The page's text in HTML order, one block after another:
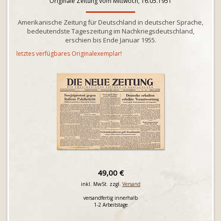
Amerikanische Zeitung für Deutschland in deutscher Sprache,
bedeutendste Tageszeitung im Nachkriegsdeutschland,
erschien bis Ende Januar 1955.
letztes verfügbares Originalexemplar!
49,00 €
inkl. MwSt. zzgl. Versand
versandfertig innerhalb
1-2 Arbeitstage